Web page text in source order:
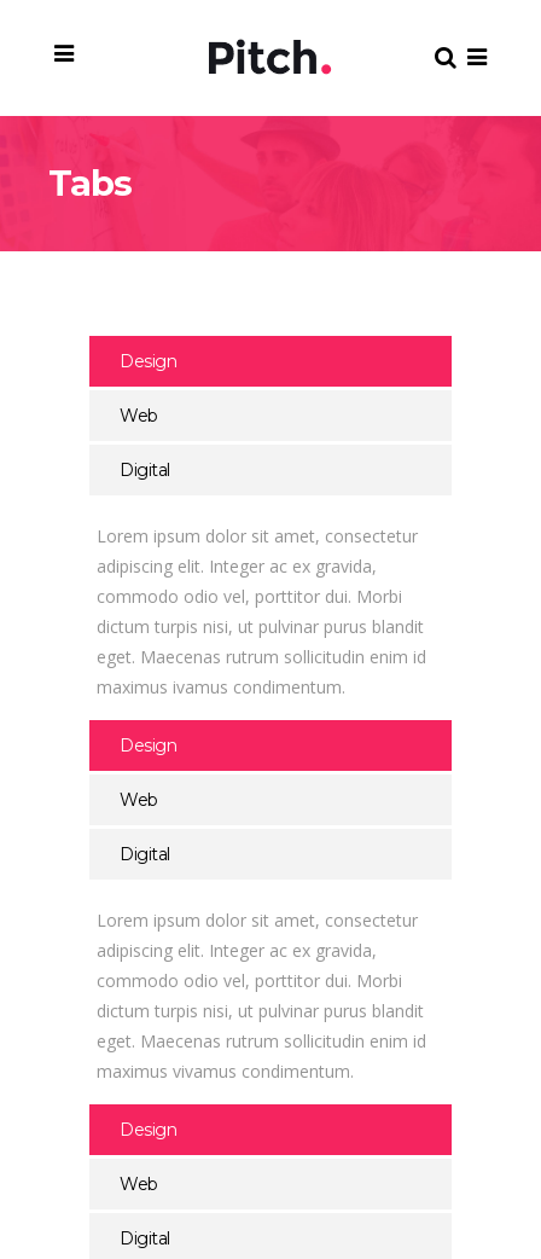
Tabs
Design
Web
Digital
Lorem ipsum dolor sit amet, consectetur
adipiscing elit. Integer ac ex gravida,
commodo odio vel, porttitor dui. Morbi
dictum turpis nisi, ut pulvinar purus blandit
eget. Maecenas rutrum sollicitudin enim id
maximus ivamus condimentum.
Design
Web
Digital
Lorem ipsum dolor sit amet, consectetur
adipiscing elit. Integer ac ex gravida,
commodo odio vel, porttitor dui. Morbi
dictum turpis nisi, ut pulvinar purus blandit
eget. Maecenas rutrum sollicitudin enim id
maximus vivamus condimentum.
Design
Web
Digital